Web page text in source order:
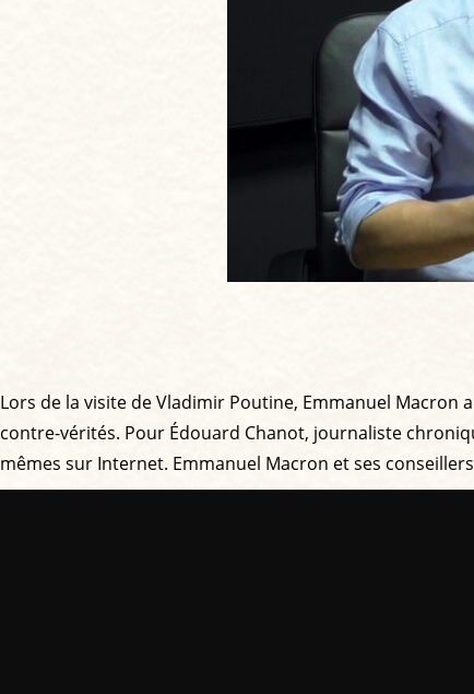
Lors de la visite de Vladimir Poutine, Emmanuel Macron
contre-vérités. Pour Édouard Chanot, journaliste
mêmes sur Internet. Emmanuel Macron et ses